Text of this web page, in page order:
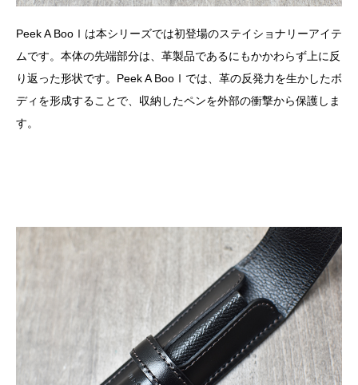
Peek A BooⅠは本シリーズでは初登場のステイショナリーアイテ
ムです。本体の先端部分は、革製品であるにもかかわらず上に反
り返った形状です。Peek A BooⅠでは、革の反発力を生かしたボ
ディを形成することで、収納したペンを外部の衝撃から保護しま
す。